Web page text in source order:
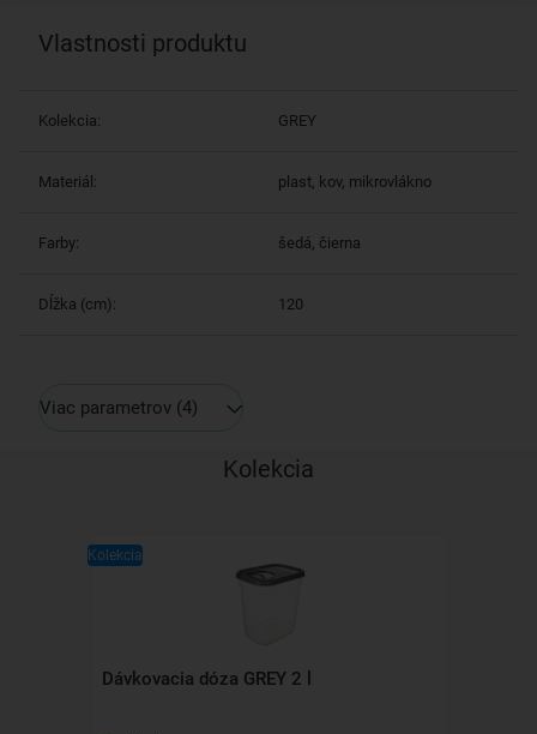
Vlastnosti produktu
Kolekcia: GREY
Materiál: plast, kov, mikrovlákno
Farby: šedá, čierna
Dĺžka (cm): 120
Viac parametrov (4)
Kolekcia
Kolekcia
Dávkovacia dóza GREY 2 l